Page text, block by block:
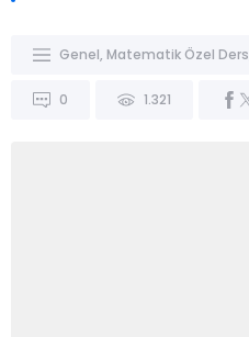
Genel, Matematik Özel Ders
0 1.321